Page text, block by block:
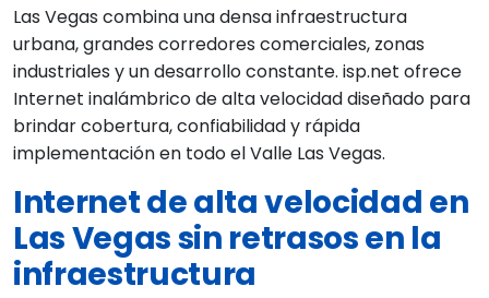
Las Vegas combina una densa infraestructura
urbana, grandes corredores comerciales, zonas
industriales y un desarrollo constante. isp.net ofrece
Internet inalámbrico de alta velocidad diseñado para
brindar cobertura, confiabilidad y rápida
implementación en todo el Valle Las Vegas.
Internet de alta velocidad en
Las Vegas sin retrasos en la
infraestructura